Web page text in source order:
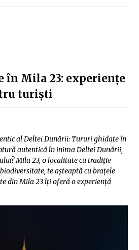
în Mila 23: experiențe
turiști
al Deltei Dunării: Tururi ghidate în
autentică în inima Deltei Dunării,
Mila 23, o localitate cu tradiție
te așteaptă cu brațele
din Mila 23 îți oferă o experiență